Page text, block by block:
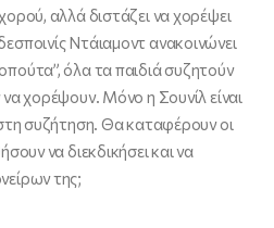
αλλά διστάζει να χορέψει
Ντάιαμοντ ανακοινώνει
όλα τα παιδιά συζητούν
χορέψουν. Μόνο η Σουνίλ είναι
συζήτηση. Θα καταφέρουν οι
να διεκδικήσει και να
της;